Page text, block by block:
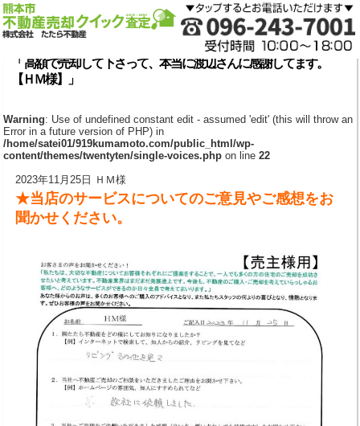
「 高額で売却して下さって、本当に渡辺さんに感謝してます。
【ＨＭ様】」
Warning: Use of undefined constant edit - assumed 'edit' (this will throw an
Error in a future version of PHP) in
/home/satei01/919kumamoto.com/public_html/wp-
content/themes/twentyten/single-voices.php on line22
2023年11月25日 ＨＭ様
★当店のサービスについてのご意見やご感想をお
聞かせください。